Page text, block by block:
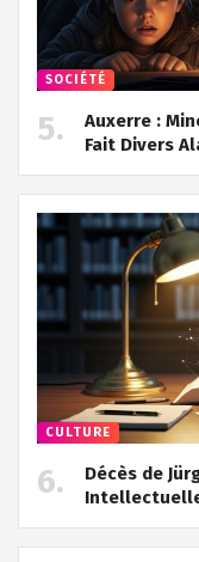
SOCIÉTÉ
Auxerre :
Fait Divers
CULTURE
Décès de